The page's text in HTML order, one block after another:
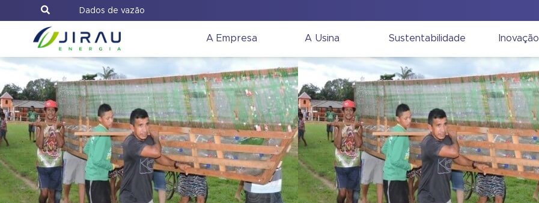
Dados de vazão
A Empresa A Usina Sustentabilidade Inovação